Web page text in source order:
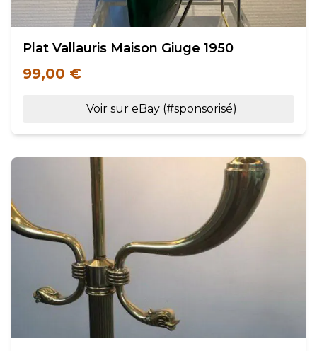
Plat Vallauris Maison Giuge 1950
99,00 €
Voir sur eBay (#sponsorisé)